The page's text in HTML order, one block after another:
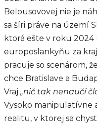
Belousovovej nie je
sa šíri práve na území
ktorá ešte v roku 2024
europoslankyňu za
pracuje so scenárom,
chce Bratislave a
Vraj „nič tak nenaučí
Vysoko manipulatívne
realitu, v ktorej sa